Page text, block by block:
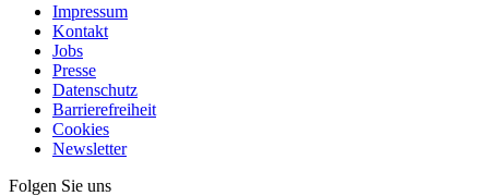
Impressum
Kontakt
Jobs
Presse
Datenschutz
Barrierefreiheit
Cookies
Newsletter
Folgen Sie uns